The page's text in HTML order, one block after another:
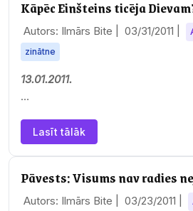
Kāpēc Einšteins ticēja
Autors: Ilmārs Bite | 03/31/2011
zinātne
13.01.2011.
ķibeļu cēloņus un cenšos rast tiem
Gaišākie cilvēces prāti brīdina,…
Lasīt tālāk
Pāvests: Visums nav radies
Autors: Ilmārs Bite | 03/23/2011